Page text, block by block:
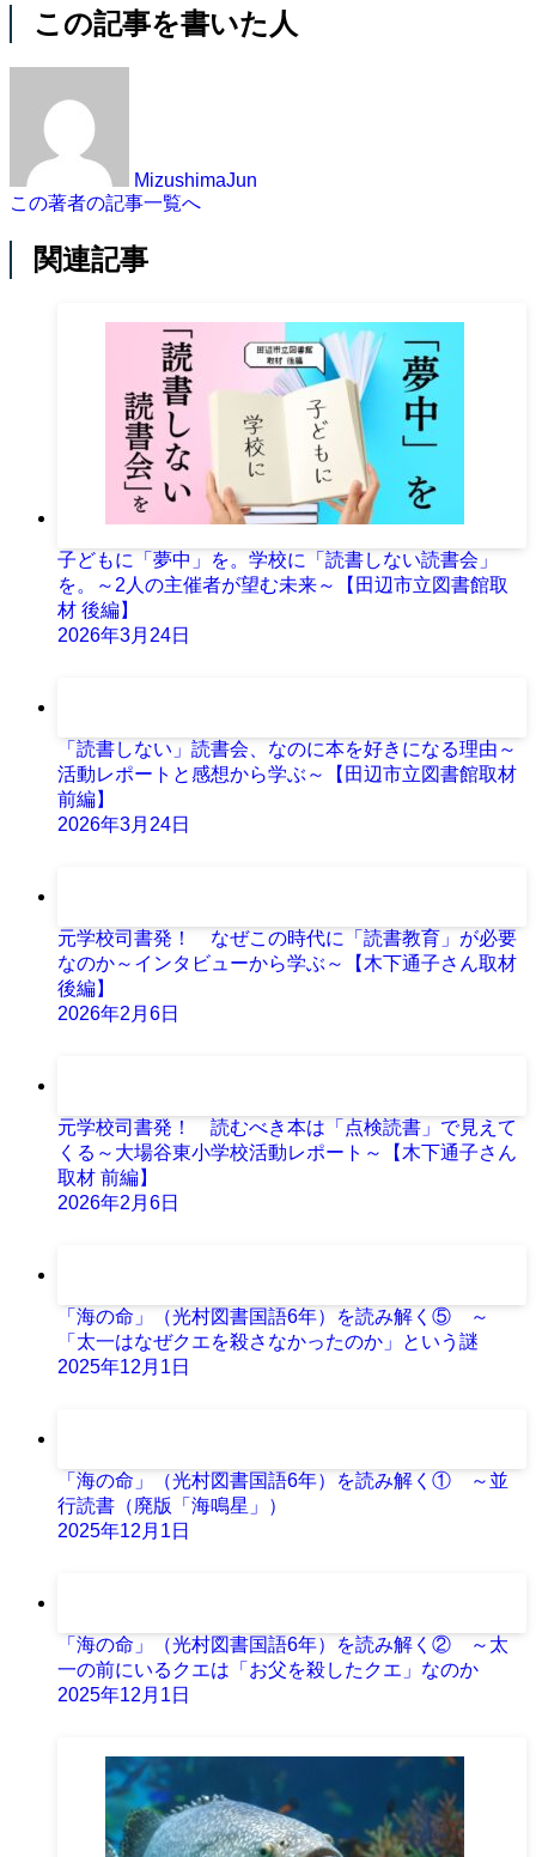
この記事を書いた人
MizushimaJun
この著者の記事一覧へ
関連記事
子どもに「夢中」を。学校に「読書しない読書会」
を。～2人の主催者が望む未来～【田辺市立図書館取
材 後編】
2026年3月24日
「読書しない」読書会、なのに本を好きになる理由～
活動レポートと感想から学ぶ～【田辺市立図書館取材
前編】
2026年3月24日
元学校司書発！ なぜこの時代に「読書教育」が必要
なのか～インタビューから学ぶ～【木下通子さん取材
後編】
2026年2月6日
元学校司書発！ 読むべき本は「点検読書」で見えて
くる～大場谷東小学校活動レポート～【木下通子さん
取材 前編】
2026年2月6日
「海の命」（光村図書国語6年）を読み解く⑤ ～
「太一はなぜクエを殺さなかったのか」という謎
2025年12月1日
「海の命」（光村図書国語6年）を読み解く① ～並
行読書（廃版「海鳴星」）
2025年12月1日
「海の命」（光村図書国語6年）を読み解く② ～太
一の前にいるクエは「お父を殺したクエ」なのか
2025年12月1日